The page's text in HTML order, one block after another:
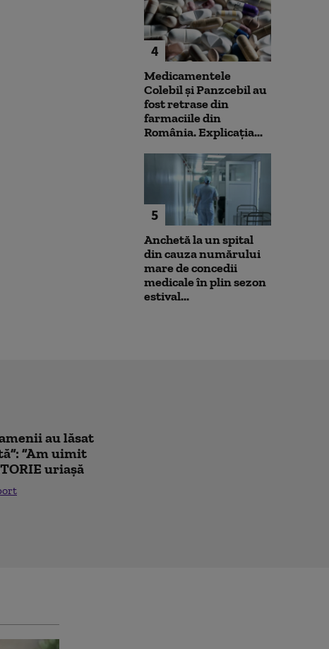
4
Medicamentele
Colebil și Panzcebil au
fost retrase din
farmaciile din
România. Explicația...
5
Anchetă la un spital
din cauza numărului
mare de concedii
medicale în plin sezon
estival...
au lăsat
”Am uimit
uriașă